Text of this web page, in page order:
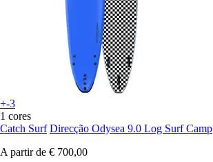
+-3
1 cores
Catch Surf Direcção Odysea 9.0 Log Surf Camp
A partir de € 700,00